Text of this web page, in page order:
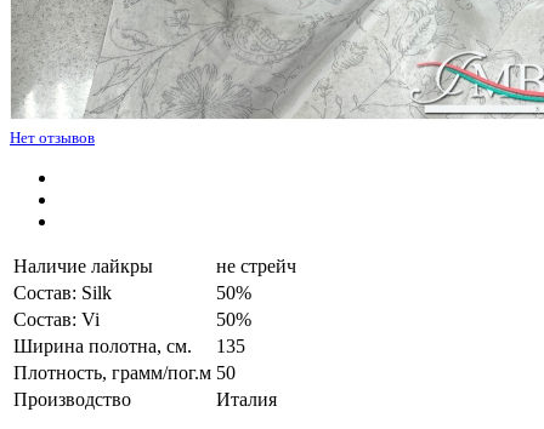
Нет отзывов
Наличие лайкры
не стрейч
Состав: Silk
50%
Состав: Vi
50%
Ширина полотна, см.
135
Плотность, грамм/пог.м 50
Производство
Италия